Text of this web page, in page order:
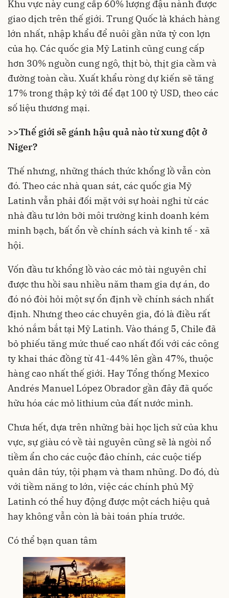
Khu vực này cung cấp 60% lượng đậu nành được
giao dịch trên thế giới. Trung Quốc là khách hàng
lớn nhất, nhập khẩu để nuôi gần nửa tỷ con lợn
của họ. Các quốc gia Mỹ Latinh cũng cung cấp
hơn 30% nguồn cung ngô, thịt bò, thịt gia cầm và
đường toàn cầu. Xuất khẩu ròng dự kiến sẽ tăng
17% trong thập kỷ tới để đạt 100 tỷ USD, theo các
số liệu thương mại.
>>Thế giới sẽ gánh hậu quả nào từ xung đột ở
Niger?
Thế nhưng, những thách thức khổng lồ vẫn còn
đó. Theo các nhà quan sát, các quốc gia Mỹ
Latinh vẫn phải đối mặt với sự hoài nghi từ các
nhà đầu tư lớn bởi môi trường kinh doanh kém
minh bạch, bất ổn về chính sách và kinh tế - xã
hội.
Vốn đầu tư khổng lồ vào các mỏ tài nguyên chỉ
được thu hồi sau nhiều năm tham gia dự án, do
đó nó đòi hỏi một sự ổn định về chính sách nhất
định. Nhưng theo các chuyên gia, đó là điều rất
khó nắm bắt tại Mỹ Latinh. Vào tháng 5, Chile đã
bỏ phiếu tăng mức thuế cao nhất đối với các công
ty khai thác đồng từ 41-44% lên gần 47%, thuộc
hàng cao nhất thế giới. Hay Tổng thống Mexico
Andrés Manuel López Obrador gần đây đã quốc
hữu hóa các mỏ lithium của đất nước mình.
Chưa hết, dựa trên những bài học lịch sử của khu
vực, sự giàu có về tài nguyên cũng sẽ là ngòi nổ
tiềm ẩn cho các cuộc đảo chính, các cuộc tiếp
quản dân túy, tội phạm và tham nhũng. Do đó, dù
với tiềm năng to lớn, việc các chính phủ Mỹ
Latinh có thể huy động được một cách hiệu quả
hay không vẫn còn là bài toán phía trước.
Có thể bạn quan tâm